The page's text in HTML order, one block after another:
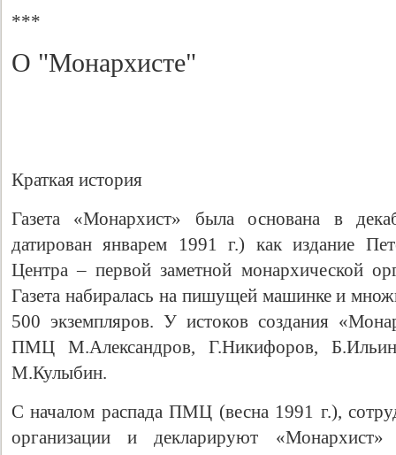
***
О "Монархисте"
Краткая история
Газета «Монархист» была основана в
датирован январем 1991 г.) как издание
Центра – первой заметной монархической
Газета набиралась на пишущей машинке и
500 экземпляров. У истоков создания
ПМЦ М.Александров, Г.Никифоров,
М.Кулыбин.
С началом распада ПМЦ (весна 1991 г.),
организации и декларируют «Монархист»